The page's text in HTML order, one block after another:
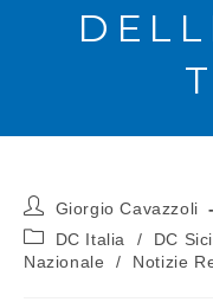
Giorgio Cavazzoli
DC Italia
/ DC
Nazionale
/ Notizie